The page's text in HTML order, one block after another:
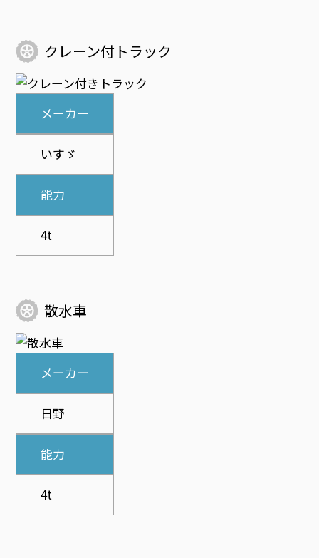
クレーン付トラック
メーカー
いすゞ
能力
4t
散水車
メーカー
日野
能力
4t